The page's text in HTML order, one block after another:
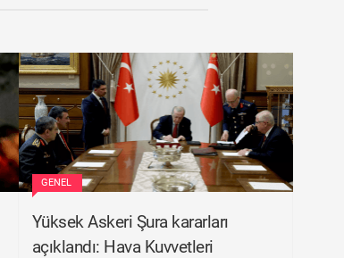
GENEL
Yüksek Askeri Şura kararları
açıklandı: Hava Kuvvetleri